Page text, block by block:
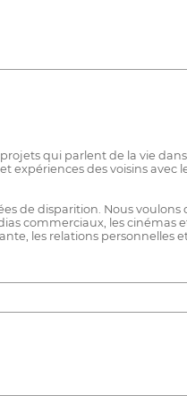
qui parlent de la vie dans
expériences des voisins avec
de disparition. Nous voulons
commerciaux, les cinémas
les relations personnelles